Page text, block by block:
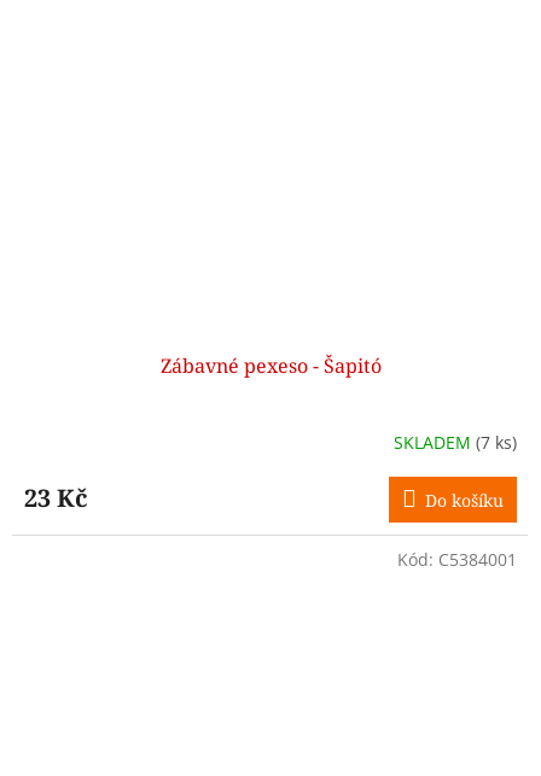
Zábavné pexeso - Šapitó
SKLADEM (7 ks)
23 Kč Do košíku
Kód: C5384001